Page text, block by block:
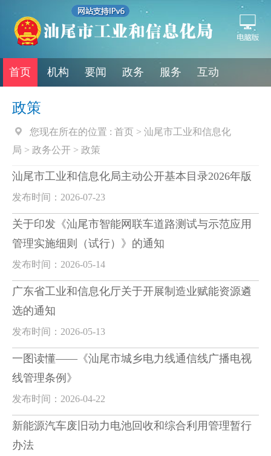
首页 机构 要闻 政务 服务 互动
政策
您现在所在的位置 : 首页 > 汕尾市工业和信息化
局 > 政务公开 > 政策
汕尾市工业和信息化局主动公开基本目录2026年版
发布时间：2026-07-23
关于印发《汕尾市智能网联车道路测试与示范应用
管理实施细则（试行）》的通知
发布时间：2026-05-14
广东省工业和信息化厅关于开展制造业赋能资源遴
选的通知
发布时间：2026-05-13
一图读懂——《汕尾市城乡电力线通信线广播电视
线管理条例》
发布时间：2026-04-22
新能源汽车废旧动力电池回收和综合利用管理暂行
办法